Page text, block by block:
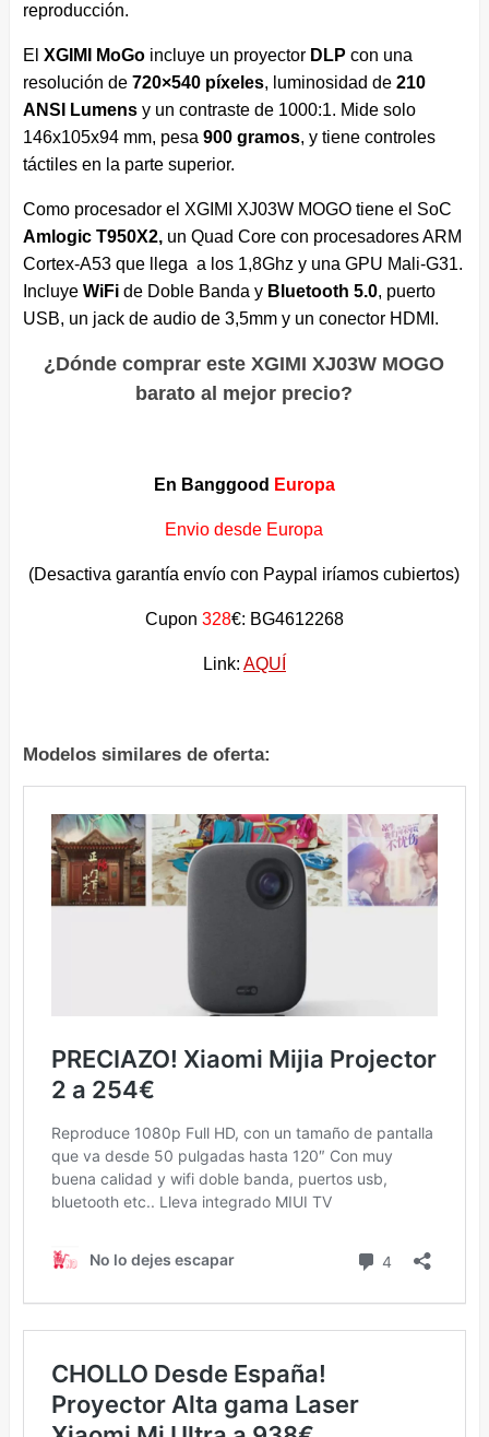
reproducción.
El XGIMI MoGo incluye un proyector DLP con una
resolución de 720×540 píxeles, luminosidad de 210
ANSI Lumensy un contraste de 1000:1. Mide solo
146x105x94 mm, pesa 900 gramos, y tiene controles
táctiles en la parte superior.
Como procesador el XGIMI XJ03W MOGO tiene el SoC
Amlogic T950X2,un Quad Core con procesadores ARM
Cortex-A53 que llega a los 1,8Ghz y una GPU Mali-G31.
Incluye WiFide Doble Banda y Bluetooth 5.0, puerto
USB, un jack de audio de 3,5mm y un conector HDMI.
¿Dónde comprar este XGIMI XJ03W MOGO
barato al mejor precio?
En Banggood Europa
Envio desde Europa
(Desactiva garantía envío con Paypal iríamos cubiertos)
Cupon 328€: BG4612268
Link: AQUÍ
Modelos similares de oferta: